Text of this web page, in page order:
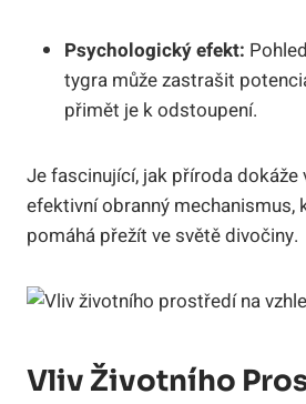
Psychologický efekt:
tygra může zastrašit
přimět je k odstoupení.
Je fascinující, jak příroda
efektivní obranný mechanismus,
pomáhá přežít ve světě divočiny.
Vliv Životního